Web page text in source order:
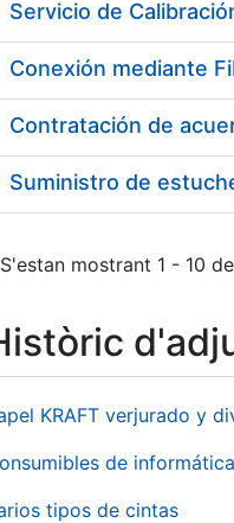
Suministro de
S'estan mostrant 1 - 10
KRAFT verjurado y
de informática
tipos de cintas